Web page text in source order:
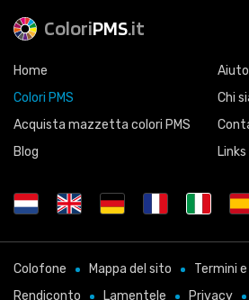
ColoriPMS.it
Home
Colori PMS
Acquista mazzetta colori PMS
Blog
Aiuto
Chi
Links
Colofone Mappa del sito
Termini
Rendiconto
Lamentele Privacy